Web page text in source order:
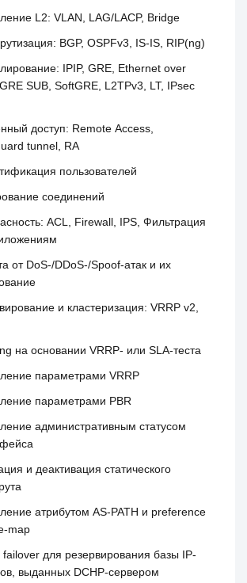
L2: VLAN, LAG/LACP, Bridge
BGP, OSPFv3, IS-IS, RIP(ng)
IPIP, GRE, Ethernet over
SUB, SoftGRE, L2TPv3, LT, IPsec
доступ: Remote Access,
tunnel, RA
пользователей
соединений
ACL, Firewall, IPS, Фильтрация
от DoS-/DDoS-/Spoof-атак и их
и кластеризация: VRRP v2,
на основании VRRP- или SLA-теста
параметрами VRRP
параметрами PBR
административным статусом
и деактивация статического
атрибутом AS-PATH и preference
map
failover для резервирования базы IP-
выданных DCHP-сервером